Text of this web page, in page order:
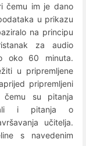
čemu im je dano
u prikazu
na principu
za audio
oko 60 minuta.
u pripremljene
pripremljeni
čemu su pitanja
ali i pitanja o
učitelja.
s navedenim